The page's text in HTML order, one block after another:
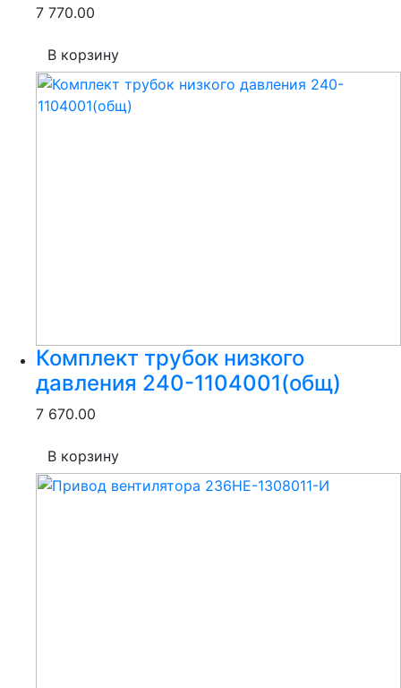
7 770.00
В корзину
Комплект трубок низкого
давления 240-1104001(общ)
7 670.00
В корзину